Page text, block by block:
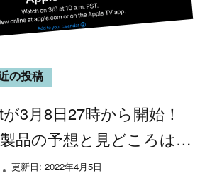
の投稿
3月8日27時から開始！
品の予想と見どころは…
更新日: 2022年4月5日